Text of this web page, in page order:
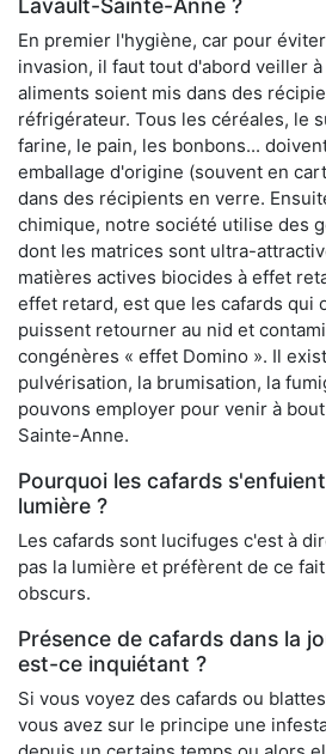
Lavault-Sainte-Anne ?
En premier l'hygiène, car pour
invasion, il faut tout d'abord veiller
aliments soient mis dans des
réfrigérateur. Tous les céréales, le
farine, le pain, les bonbons...
emballage d'origine (souvent en
dans des récipients en verre.
chimique, notre société utilise des
dont les matrices sont ultra-
matières actives biocides à effet
effet retard, est que les cafards qui
puissent retourner au nid et
congénères « effet Domino ». Il
pulvérisation, la brumisation, la
pouvons employer pour venir à
Sainte-Anne.
Pourquoi les cafards
lumière ?
Les cafards sont lucifuges c'est à
pas la lumière et préfèrent de ce
obscurs.
Présence de cafards dans la
est-ce inquiétant ?
Si vous voyez des cafards ou
vous avez sur le principe une